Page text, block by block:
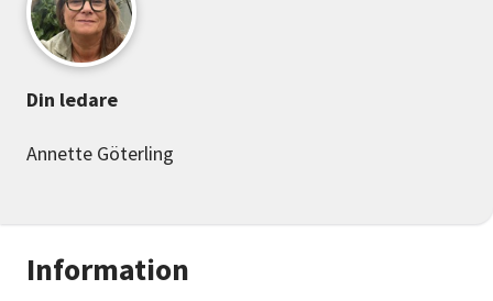
Information
Din ledare
Annette Göterling